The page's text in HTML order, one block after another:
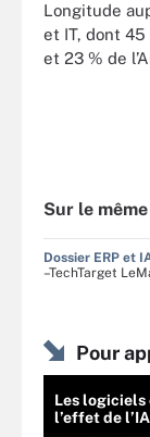
Longitude
et IT, dont 45
et 23 % de
Sur le
Dossier ERP et
–TechTarget
Pour
Les
l’effet de